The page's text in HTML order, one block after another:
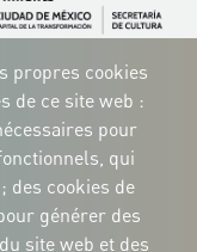
propres cookies
de ce site web :
pour
qui
cookies de
générer des
site web et des